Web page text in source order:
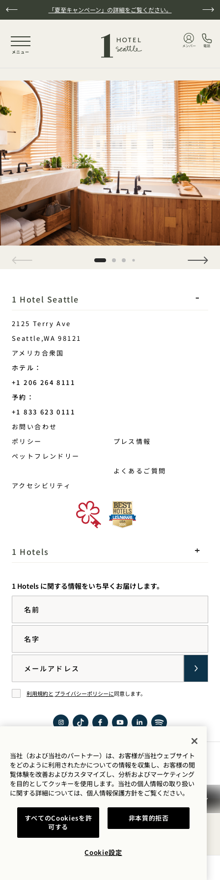
本文へスキップ「夏至キャンペーン」の詳細をご覧ください。
NaN / 4
メニュー
メンバー 電話
1 Hotel Seattle
2125 Terry Ave
Seattle ,WA 98121
アメリカ合衆国
ホテル：
+1 206 264 8111
予約：
+1 833 623 0111
お問い合わせ
ポリシー
ペットフレンドリー
アクセシビリティ
プレス情報
よくあるご質問
1 Hotels
私たちのストーリー
サステナビリティ
プレス情報
ョップ
採用情報
1 Hotels に関する情報をいち早くお届けします。
同意する
利用規約と プライバシーポリシーに同意します。
Hotel
Seattle
」を
ック
Hotels
を見
る
Hotel
Seattle
」を
Hotels
を見
る
Hotels
を見
る
Hotels
を聴
く
滞在のご案内
利用規約 プライバシーポリシー
アクセシビリティ
Mission 利用規約
Cookie Settings
当社（および当社のパートナー）は、お客様が当社ウェブサイト
をどのように利用されたかについての情報を収集し、お客様の閲
覧体験を改善およびカスタマイズし、分析およびマーケティング
を目的としてクッキーを使用します。当社の個人情報の取り扱い
に関する詳細については、 個人情報保護方針をご覧ください。
すべてのCookiesを許
可する
非本質的拒否
Cookie設定